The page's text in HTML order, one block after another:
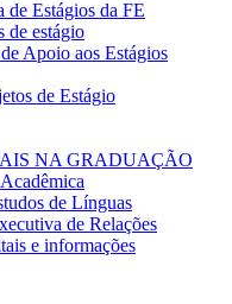
de Estágios da FE
de estágio
Apoio aos Estágios
de Estágio
NA GRADUAÇÃO
de Línguas
de Relações
e informações